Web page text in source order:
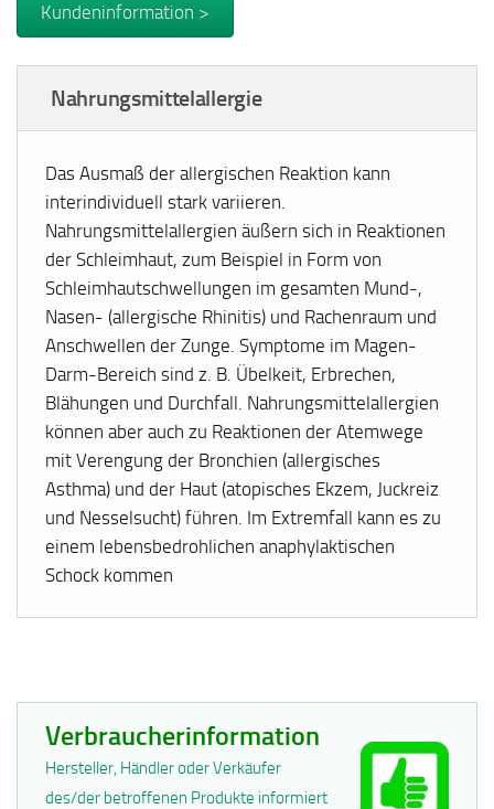
Kundeninformation >
Nahrungsmittelallergie
Das Ausmaß der allergischen Reaktion kann
interindividuell stark variieren.
Nahrungsmittelallergien äußern sich in Reaktionen
der Schleimhaut, zum Beispiel in Form von
Schleimhautschwellungen im gesamten Mund-,
Nasen- (allergische Rhinitis) und Rachenraum und
Anschwellen der Zunge. Symptome im Magen-
Darm-Bereich sind z. B. Übelkeit, Erbrechen,
Blähungen und Durchfall. Nahrungsmittelallergien
können aber auch zu Reaktionen der Atemwege
mit Verengung der Bronchien (allergisches
Asthma) und der Haut (atopisches Ekzem, Juckreiz
und Nesselsucht) führen. Im Extremfall kann es zu
einem lebensbedrohlichen anaphylaktischen
Schock kommen
Verbraucherinformation
Hersteller, Händler oder Verkäufer
des/der betroffenen Produkte informiert